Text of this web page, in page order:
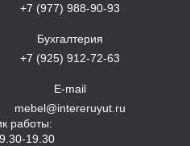
+7 (977) 988-90-93
Бухгалтерия
+7 (925) 912-72-63
E-mail
mebel@intereruyut.ru
работы:
19.30